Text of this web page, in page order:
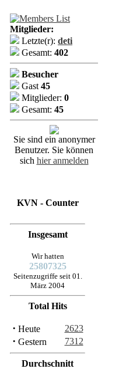
Mitglieder:
Letzte(r): deti
Gesamt: 402
Besucher
Gast 45
Mitglieder: 0
Gesamt: 45
Sie sind ein anonymer
Benutzer. Sie können
sich hier anmelden
KVN - Counter
Insgesamt
Wir hatten
25807325
Seitenzugriffe seit 01.
März 2004
Total Hits
· Heute 2623
· Gestern 7312
Durchschnitt